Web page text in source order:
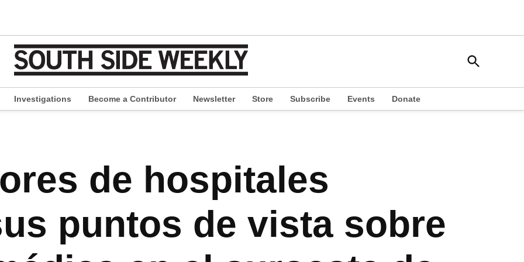
Open
Search
Investigations Become a Contributor Newsletter Store Subscribe Events Donate
de hospitales
puntos de vista sobre